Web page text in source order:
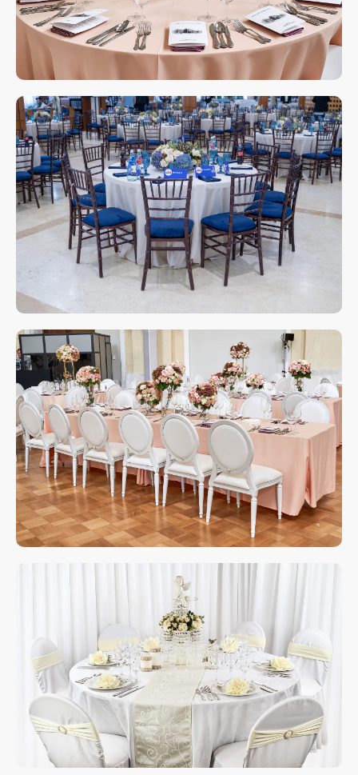
Отвечаем на звонки моментально, а в
Телеграм еще быстрее
Свяжитесь с нами
любым удобным
для вас способом